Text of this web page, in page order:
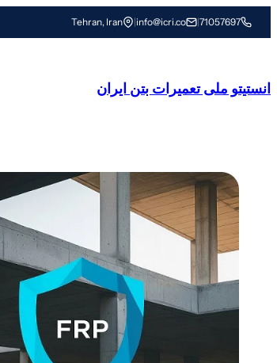
رفتن
به
71057697
|
info@icri.co
|
Tehran, Iran
انستیتو ملی تعمیرات بتن ایران